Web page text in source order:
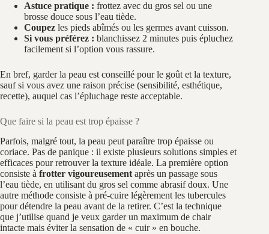
Astuce pratique : frottez avec du gros sel ou une
brosse douce sous l’eau tiède.
Coupez les pieds abîmés ou les germes avant cuisson.
Si vous préférez : blanchissez 2 minutes puis épluchez
facilement si l’option vous rassure.
En bref, garder la peau est conseillé pour le goût et la texture,
sauf si vous avez une raison précise (sensibilité, esthétique,
recette), auquel cas l’épluchage reste acceptable.
Que faire si la peau est trop épaisse ?
Parfois, malgré tout, la peau peut paraître trop épaisse ou
coriace. Pas de panique : il existe plusieurs solutions simples et
efficaces pour retrouver la texture idéale. La première option
consiste à frotter vigoureusement après un passage sous
l’eau tiède, en utilisant du gros sel comme abrasif doux. Une
autre méthode consiste à pré-cuire légèrement les tubercules
pour détendre la peau avant de la retirer. C’est la technique
que j’utilise quand je veux garder un maximum de chair
intacte mais éviter la sensation de « cuir » en bouche.